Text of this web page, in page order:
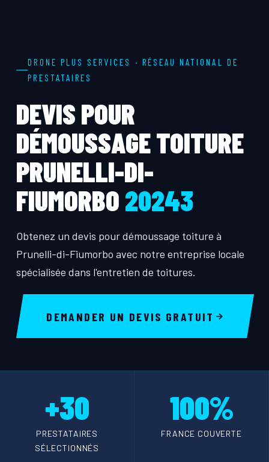
DRONE PLUS SERVICES · RÉSEAU NATIONAL DE
PRESTATAIRES
DEVIS POUR
DÉMOUSSAGE TOITURE
PRUNELLI-DI-
FIUMORBO20243
Obtenez un devis pour démoussage toiture à
Prunelli-di-Fiumorbo avec notre entreprise locale
spécialisée dans l'entretien de toitures.
DEMANDER UN DEVIS GRATUIT
+30
PRESTATAIRES
SÉLECTIONNÉS
100%
FRANCE COUVERTE